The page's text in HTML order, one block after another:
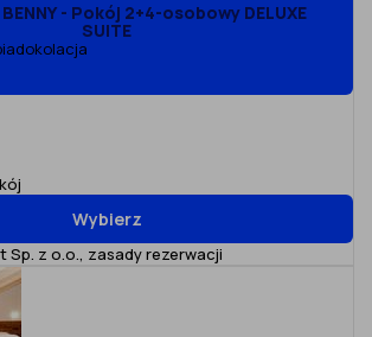
BENNY - Pokój 2+4-osobowy DELUXE
SUITE
Wybierz
Sp. z o.o., zasady rezerwacji